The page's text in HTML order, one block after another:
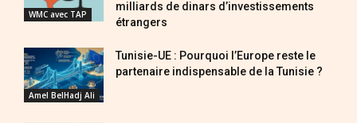
WMC avec TAP
milliards de dinars d’investissements
étrangers
Amel BelHadj Ali
Tunisie-UE : Pourquoi l’Europe reste le
partenaire indispensable de la Tunisie ?